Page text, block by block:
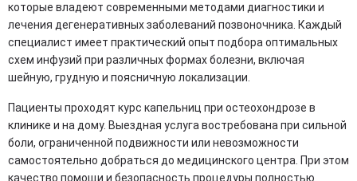
которые владеют современными методами диагностики и
лечения дегенеративных заболеваний позвоночника. Каждый
специалист имеет практический опыт подбора оптимальных
схем инфузий при различных формах болезни, включая
шейную, грудную и поясничную локализации.
Пациенты проходят курс капельниц при остеохондрозе в
клинике и на дому. Выездная услуга востребована при сильной
боли, ограниченной подвижности или невозможности
самостоятельно добраться до медицинского центра. При этом
качество помощи и безопасность процедуры полностью